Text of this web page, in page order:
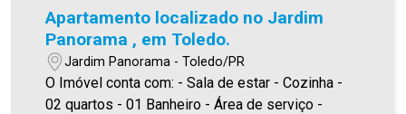
Apartamento localizado no Jardim
Panorama , em Toledo.
Jardim Panorama - Toledo/PR
O Imóvel conta com: - Sala de estar - Cozinha -
02 quartos - 01 Banheiro - Área de serviço -